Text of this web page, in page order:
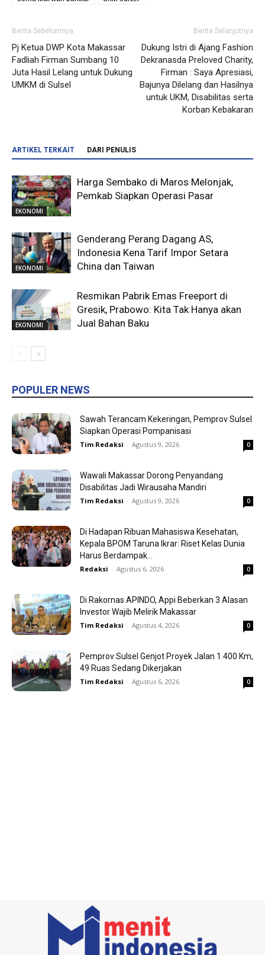
Berita Sebelumnya
Pj Ketua DWP Kota Makassar
Fadliah Firman Sumbang 10
Juta Hasil Lelang untuk Dukung
UMKM di Sulsel
Berita Selanjutnya
Dukung Istri di Ajang Fashion
Dekranasda Preloved Charity,
Firman : Saya Apresiasi,
Bajunya Dilelang dan Hasilnya
untuk UKM, Disabilitas serta
Korban Kebakaran
ARTIKEL TERKAIT DARI PENULIS
EKONOMI
Harga Sembako di Maros Melonjak,
Pemkab Siapkan Operasi Pasar
EKONOMI
Genderang Perang Dagang AS,
Indonesia Kena Tarif Impor Setara
China dan Taiwan
EKONOMI
Resmikan Pabrik Emas Freeport di
Gresik, Prabowo: Kita Tak Hanya akan
Jual Bahan Baku
POPULER NEWS
Sawah Terancam Kekeringan, Pemprov Sulsel
Siapkan Operasi Pompanisasi
Tim Redaksi - Agustus 9, 2026 0
Wawali Makassar Dorong Penyandang
Disabilitas Jadi Wirausaha Mandiri
Tim Redaksi - Agustus 9, 2026 0
Di Hadapan Ribuan Mahasiswa Kesehatan,
Kepala BPOM Taruna Ikrar: Riset Kelas Dunia
Harus Berdampak...
Redaksi - Agustus 6, 2026 0
Di Rakornas APINDO, Appi Beberkan 3 Alasan
Investor Wajib Melirik Makassar
Tim Redaksi - Agustus 4, 2026 0
Pemprov Sulsel Genjot Proyek Jalan 1.400 Km,
49 Ruas Sedang Dikerjakan
Tim Redaksi - Agustus 6, 2026 0